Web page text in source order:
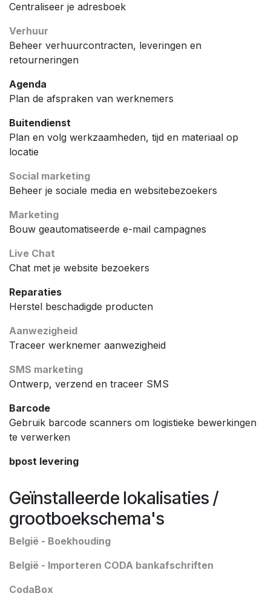
Centraliseer je adresboek
Verhuur
Beheer verhuurcontracten, leveringen en
retourneringen
Agenda
Plan de afspraken van werknemers
Buitendienst
Plan en volg werkzaamheden, tijd en materiaal op
locatie
Social marketing
Beheer je sociale media en websitebezoekers
Marketing
Bouw geautomatiseerde e-mail campagnes
Live Chat
Chat met je website bezoekers
Reparaties
Herstel beschadigde producten
Aanwezigheid
Traceer werknemer aanwezigheid
SMS marketing
Ontwerp, verzend en traceer SMS
Barcode
Gebruik barcode scanners om logistieke bewerkingen
te verwerken
bpost levering
Geïnstalleerde lokalisaties /
grootboekschema's
België - Boekhouding
België - Importeren CODA bankafschriften
CodaBox